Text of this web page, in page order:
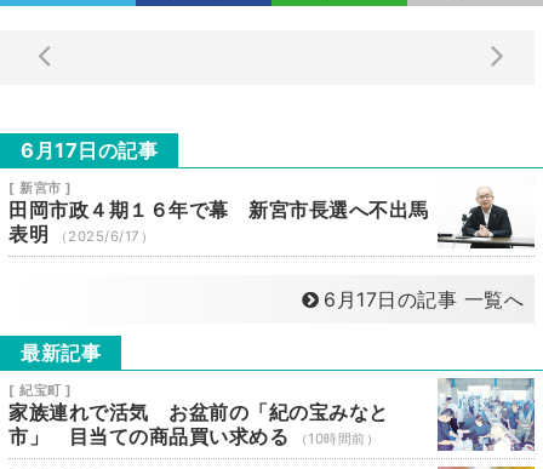
6月17日の記事
[ 新宮市 ]
田岡市政４期１６年で幕 新宮市長選へ不出馬
表明
（2025/6/17）
6月17日の記事 一覧へ
最新記事
[ 紀宝町 ]
家族連れで活気 お盆前の「紀の宝みなと
市」 目当ての商品買い求める
（10時間前）